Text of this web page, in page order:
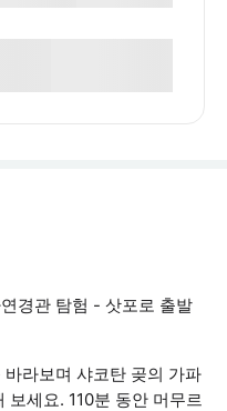
경관 탐험 - 삿포로 출발
라보며 샤코탄 곶의 가파
보세요. 110분 동안 머무르